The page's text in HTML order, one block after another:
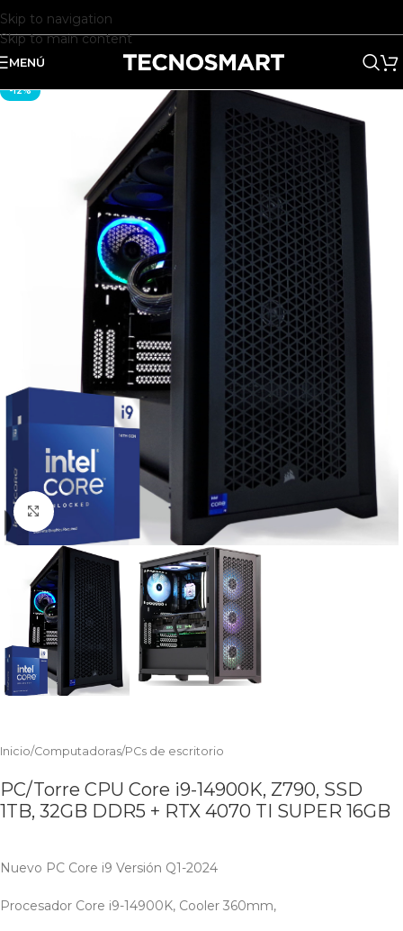
Skip to navigation
Skip to main content
MENÚ
-12%
Clic para ampliar
Inicio/Computadoras/PCs de escritorio
PC/Torre CPU Core i9-14900K, Z790, SSD
1TB, 32GB DDR5 + RTX 4070 TI SUPER 16GB
Nuevo PC Core i9 Versión Q1-2024
Procesador Core i9-14900K, Cooler 360mm,